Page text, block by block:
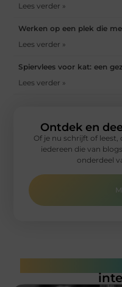
Lees verder »
Werken op een plek die
Lees verder »
Spiervlees voor kat: een
Lees verder »
Ontdek en
Of je nu schrijft of
iedereen die van
onderdeel